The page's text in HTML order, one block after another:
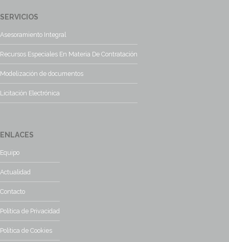
SERVICIOS
Asesoramiento Integral
Recursos Especiales En Materia De Contratación
Modelización de documentos
Licitación Electrónica
ENLACES
Equipo
Actualidad
Contacto
Política de Privacidad
Política de Cookies